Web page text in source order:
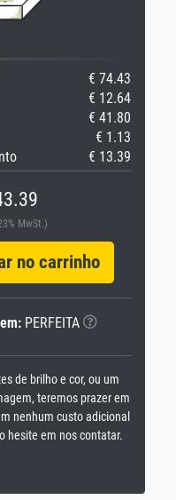
€ 74.43
€ 12.64
€ 41.80
€ 1.13
€ 13.39
MwSt.)
no carrinho
PERFEITA
de brilho e cor, ou um
teremos prazer em
nenhum custo adicional
hesite em nos contatar.